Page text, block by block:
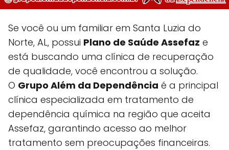
Se você ou um familiar em Santa Luzia do
Norte, AL, possui Plano de Saúde Assefaz e
está buscando uma clínica de recuperação
de qualidade, você encontrou a solução.
O Grupo Além da Dependência é a principal
clínica especializada em tratamento de
dependência química na região que aceita
Assefaz, garantindo acesso ao melhor
tratamento sem preocupações financeiras.